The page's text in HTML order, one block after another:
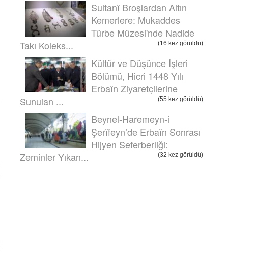
Sultanî Broşlardan Altın
Kemerlere: Mukaddes
Türbe Müzesi'nde Nadide
Takı Koleks...
(16 kez görüldü)
Kültür ve Düşünce İşleri
Bölümü, Hicri 1448 Yılı
Erbaîn Ziyaretçilerine
Sunulan ...
(55 kez görüldü)
Beynel-Haremeyn-i
Şerîfeyn’de Erbaîn Sonrası
Hijyen Seferberliği:
Zeminler Yıkan...
(32 kez görüldü)